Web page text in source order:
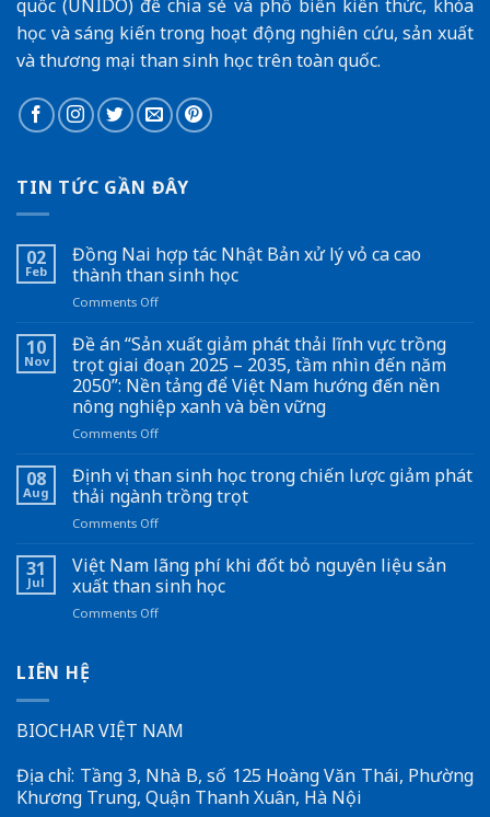
quốc (UNIDO) để chia sẻ và phổ biến kiến thức, khóa
học và sáng kiến trong hoạt động nghiên cứu, sản xuất
và thương mại than sinh học trên toàn quốc.
TIN TỨC GẦN ĐÂY
02
Feb
Đồng Nai hợp tác Nhật Bản xử lý vỏ ca cao
thành than sinh học
Comments Offon
Nai
tác
Nhật
Bản
xử
vỏ
ca
cao
thành
sinh
học
10
Nov
Đề án “Sản xuất giảm phát thải lĩnh vực trồng
trọt giai đoạn 2025 – 2035, tầm nhìn đến năm
2050”: Nền tảng để Việt Nam hướng đến nền
nông nghiệp xanh và bền vững
Comments Offon
án
“Sản
xuất
giảm
thải
lĩnh
2035,
nhìn
đến
năm
08
Aug
Định vị than sinh học trong chiến lược giảm phát
thải ngành trồng trọt
Comments Offon
vị
than
sinh
học
thải
trọt
31
Jul
Việt Nam lãng phí khi đốt bỏ nguyên liệu sản
xuất than sinh học
Comments Offon
đốt
bỏ
liệu
sản
LIÊN HỆ
BIOCHAR VIỆT NAM
Địa chỉ: Tầng 3, Nhà B, số 125 Hoàng Văn Thái, Phường
Khương Trung, Quận Thanh Xuân, Hà Nội